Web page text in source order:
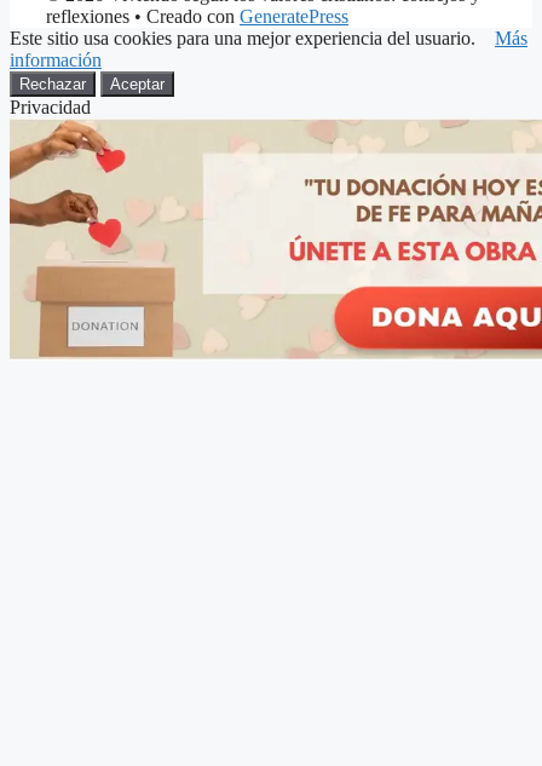
reflexiones • Creado con GeneratePress
Este sitio usa cookies para una mejor experiencia del usuario. Más
información
Rechazar Aceptar
Privacidad